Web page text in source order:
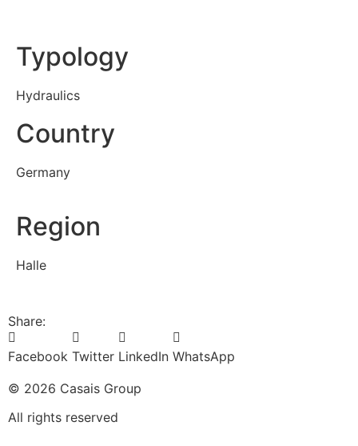
Typology
Hydraulics
Country
Germany
Region
Halle
Share:
Facebook Twitter LinkedIn WhatsApp
© 2026 Casais Group
All rights reserved